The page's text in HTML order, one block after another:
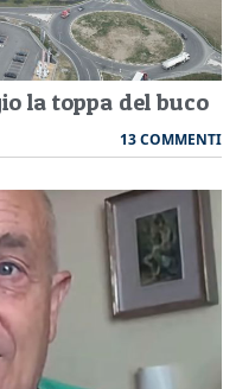
la toppa del buco
13 COMMENTI